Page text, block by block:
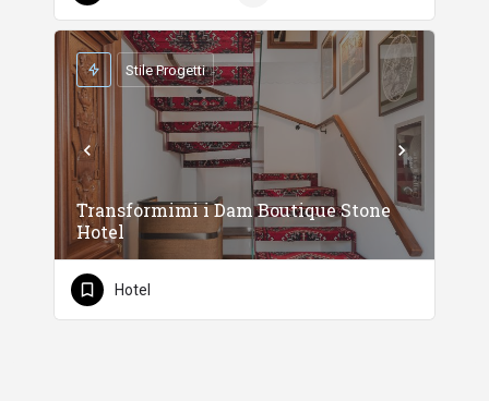
Transformimi i Dam Boutique Stone
Hotel
Stile Progetti
Hotel